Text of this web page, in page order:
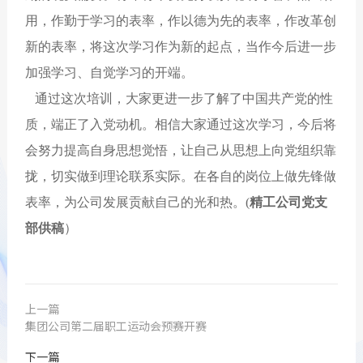
用，作勤于学习的表率，作以德为先的表率，作改革创
新的表率，将这次学习作为新的起点，当作今后进一步
加强学习、自觉学习的开端。
通过这次培训，大家更进一步了解了中国共产党的性
质，端正了入党动机。相信大家通过这次学习，今后将
会努力提高自身思想觉悟，让自己从思想上向党组织靠
拢，切实做到理论联系实际。在各自的岗位上做先锋做
表率，为公司发展贡献自己的光和热。(精工公司党支
部供稿）
上一篇
集团公司第二届职工运动会预赛开赛
下一篇